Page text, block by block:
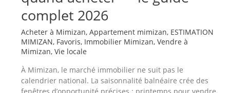
complet 2026
Acheter à Mimizan, Appartement mimizan, ESTIMATION
MIMIZAN, Favoris, Immobilier Mimizan, Vendre à
Mimizan, Vie locale
À Mimizan, le marché immobilier ne suit pas le
calendrier national. La saisonnalité balnéaire crée des